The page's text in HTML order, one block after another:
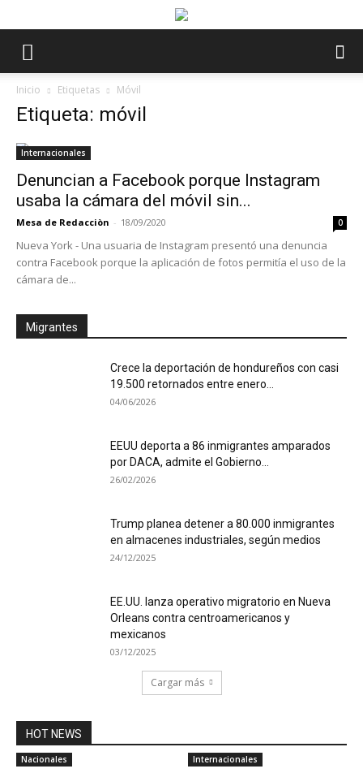
Inicio Etiquetas Móvil
Etiqueta: móvil
Internacionales
Denuncian a Facebook porque Instagram
usaba la cámara del móvil sin...
Mesa de Redacciòn - 18/09/2020 0
Nueva York - Una usuaria de Instagram presentó una denuncia
contra Facebook porque la aplicación de fotos permitía el uso de la
cámara de...
Migrantes
Crece la deportación de hondureños con casi
19.500 retornados entre enero...
04/06/2026
EEUU deporta a 86 inmigrantes amparados
por DACA, admite el Gobierno...
26/02/2026
Trump planea detener a 80.000 inmigrantes
en almacenes industriales, según medios
24/12/2025
EE.UU. lanza operativo migratorio en Nueva
Orleans contra centroamericanos y
mexicanos
03/12/2025
Cargar más
HOT NEWS
Nacionales Internacionales